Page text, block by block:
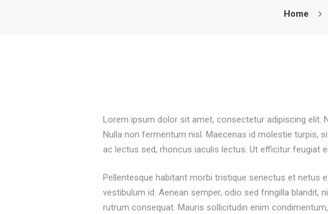
Home
Lorem ipsum dolor sit amet, consectetur adipiscing elit.
Nulla non fermentum nisl. Maecenas id molestie turpis,
ac lectus sed, rhoncus iaculis lectus. Ut efficitur feugiat
Pellentesque habitant morbi tristique senectus et netus
vestibulum id. Aenean semper, odio sed fringilla
rutrum consequat. Mauris sollicitudin enim